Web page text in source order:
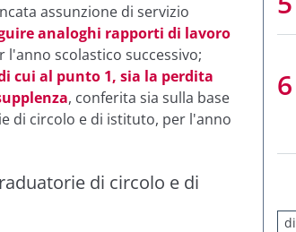
assunzione di servizio
analoghi rapporti di lavoro
scolastico successivo;
cui al punto 1, sia la perdita
, conferita sia sulla base
di circolo e di istituto, per l'anno
di circolo e di